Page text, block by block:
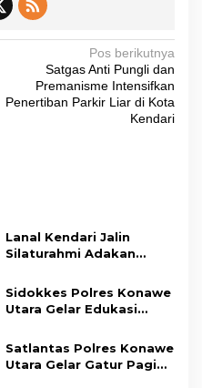
Pos berikutnya
Satgas Anti Pungli dan
Premanisme Intensifkan
Penertiban Parkir Liar di Kota
Kendari
Lanal Kendari Jalin
Silaturahmi Adakan
Bersama Insan Pers.
Sidokkes Polres Konawe
Utara Gelar Edukasi
Koroner, Tingkatkan
Kesadaran Personel
akan Pentingnya Hidup
Satlantas Polres Konawe
Utara Gelar Gatur Pagi